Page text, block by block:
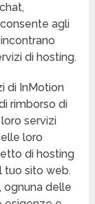
agli
di hosting.
di InMotion
rimborso di
servizi
loro
di hosting
tuo sito web.
ognuna delle